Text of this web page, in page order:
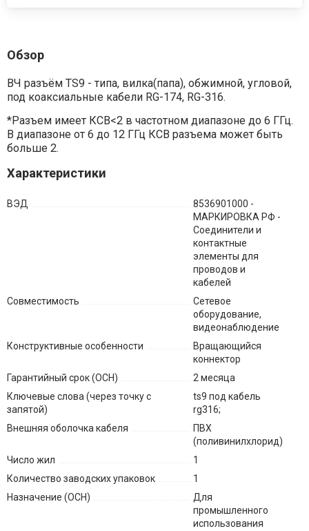
Обзор
ВЧ разъём TS9 - типа, вилка(папа), обжимной, угловой,
под коаксиальные кабели RG-174, RG-316.
*Разъем имеет КСВ<2 в частотном диапазоне до 6 ГГц.
В диапазоне от 6 до 12 ГГц КСВ разъема может быть
больше 2.
Характеристики
ВЭД
8536901000 -
МАРКИРОВКА РФ -
Соединители и
контактные
элементы для
проводов и
кабелей
Совместимость
Сетевое
оборудование,
видеонаблюдение
Конструктивные особенности
Вращающийся
коннектор
Гарантийный срок (ОСН)
2 месяца
Ключевые слова (через точку с
запятой)
ts9 под кабель
rg316;
Внешняя оболочка кабеля
ПВХ
(поливинилхлорид)
Число жил
1
Количество заводских упаковок
1
Назначение (ОСН)
Для
промышленного
использования